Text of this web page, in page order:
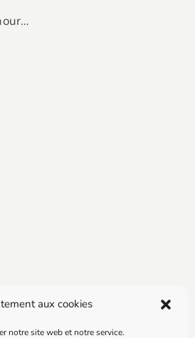
aux cookies
notre site web et notre service.